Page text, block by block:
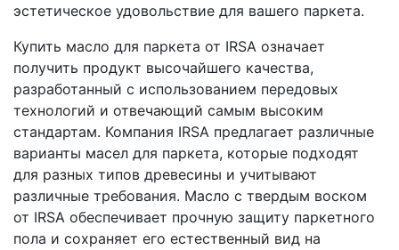
эстетическое удовольствие для вашего паркета.
Купить масло для паркета от IRSA означает
получить продукт высочайшего качества,
разработанный с использованием передовых
технологий и отвечающий самым высоким
стандартам. Компания IRSA предлагает различные
варианты масел для паркета, которые подходят
для разных типов древесины и учитывают
различные требования. Масло с твердым воском
от IRSA обеспечивает прочную защиту паркетного
пола и сохраняет его естественный вид на